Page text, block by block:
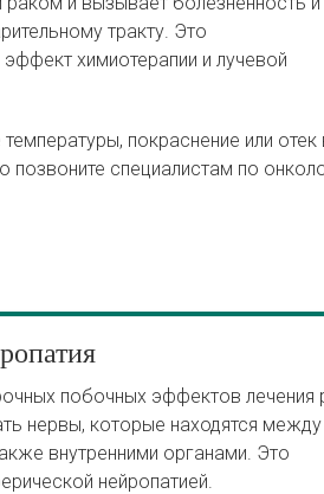
тракту. Это
химиотерапии и лучевой
покраснение или отек
позвоните специалистам по
побочных эффектов лечения
нервы, которые находятся между
внутренними органами. Это
нейропатией.